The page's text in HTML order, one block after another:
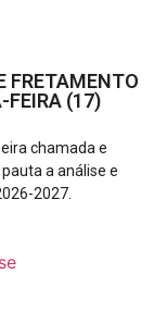
FRETAMENTO
FEIRA (17)
chamada e
a análise e
2027.